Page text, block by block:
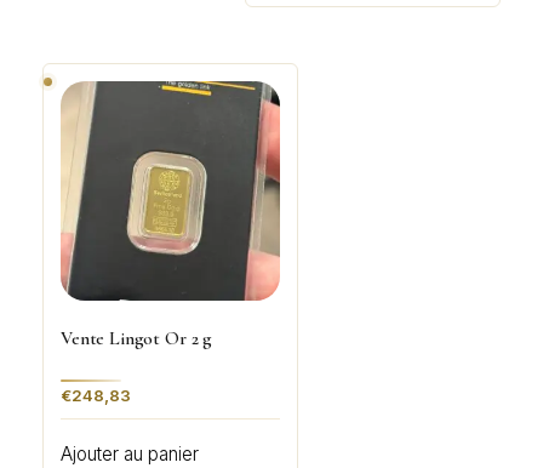
Vente Lingot Or 2 g
€248,83
Ajouter au panier